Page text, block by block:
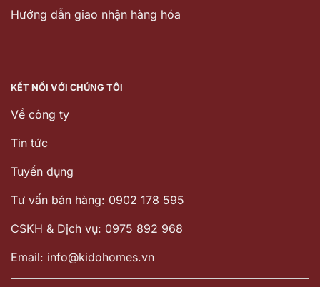
Hướng dẫn giao nhận hàng hóa
KẾT NỐI VỚI CHÚNG TÔI
Về công ty
Tin tức
Tuyển dụng
Tư vấn bán hàng: 0902 178 595
CSKH & Dịch vụ: 0975 892 968
Email: info@kidohomes.vn